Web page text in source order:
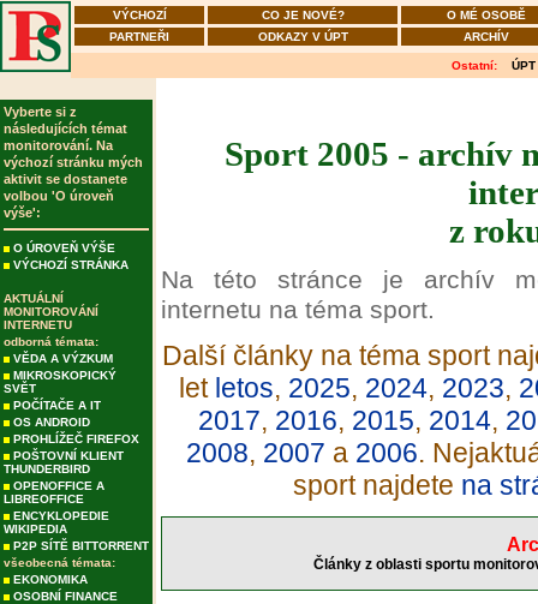
VÝCHOZÍ CO JE NOVÉ?
O MÉ OSOBĚ
PARTNEŘI
ODKAZY V ÚPT ARCHÍV
Ostatní: ÚPT
Vyberte si z
následujících témat
monitorování. Na
výchozí stránku mých
aktivit se dostanete
volbou 'O úroveň
výše':
O ÚROVEŇ VÝŠE
VÝCHOZÍ STRÁNKA
AKTUÁLNÍ
MONITOROVÁNÍ
INTERNETU
odborná témata:
VĚDA A VÝZKUM
MIKROSKOPICKÝ
SVĚT
POČÍTAČE A IT
OS ANDROID
PROHLÍŽEČ FIREFOX
POŠTOVNÍ KLIENT
THUNDERBIRD
OPENOFFICE A
LIBREOFFICE
ENCYKLOPEDIE
WIKIPEDIA
P2P SÍTĚ BITTORRENT
všeobecná témata:
EKONOMIKA
OSOBNÍ FINANCE
Sport 2005 - archív
z
Na této stránce je archív
internetu na téma sport.
Další články na téma sport
let letos, 2025, 2024, 2023,
2017, 2016, 2015, 2014,
2008, 2007 a 2006.
sport najdete na
Články z oblasti sportu